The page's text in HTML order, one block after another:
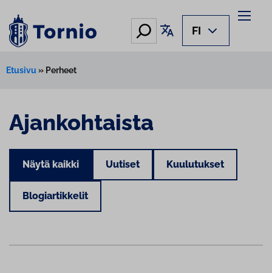
Hae Käännä sivu
FI
Etusivu » Perheet
Ajankohtaista
Näytä kaikki Uutiset Kuulutukset
Blogiartikkelit